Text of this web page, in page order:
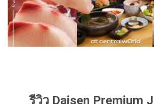
รีวิว Daisen Premium